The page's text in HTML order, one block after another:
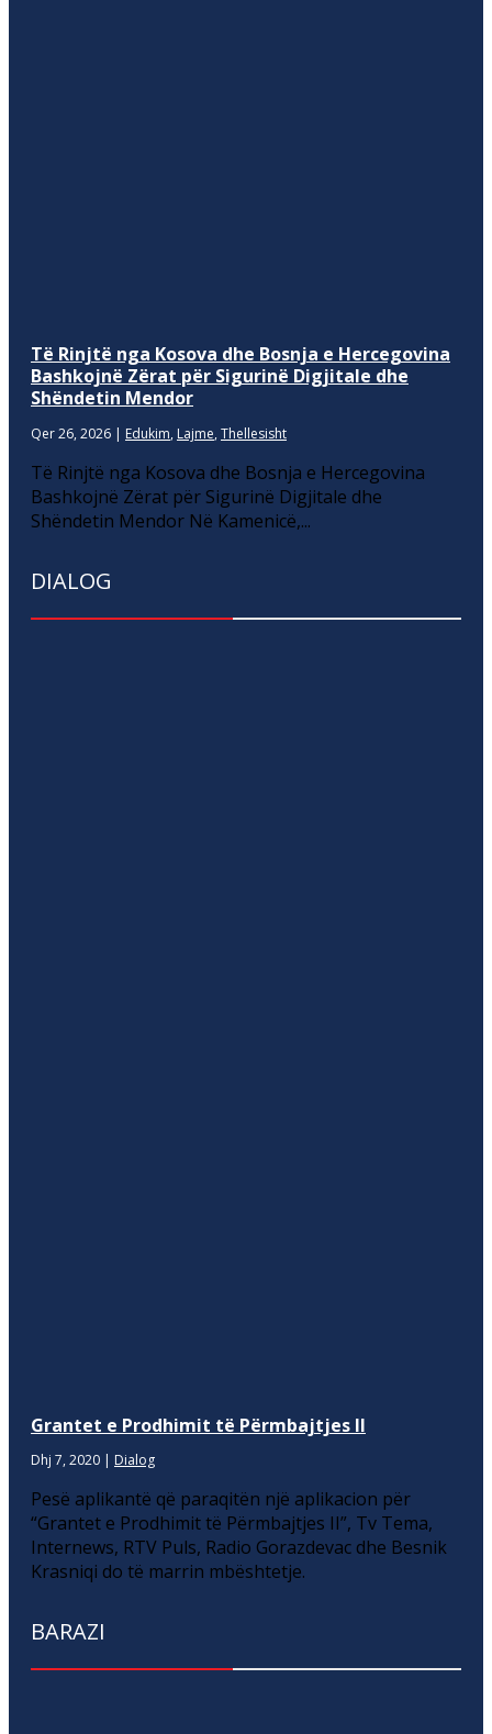
Të Rinjtë nga Kosova dhe Bosnja e Hercegovina
Bashkojnë Zërat për Sigurinë Digjitale dhe
Shëndetin Mendor
Qer 26, 2026 | Edukim, Lajme, Thellesisht
Të Rinjtë nga Kosova dhe Bosnja e Hercegovina
Bashkojnë Zërat për Sigurinë Digjitale dhe
Shëndetin Mendor Në Kamenicë,...
DIALOG
Grantet e Prodhimit të Përmbajtjes II
Dhj 7, 2020 | Dialog
Pesë aplikantë që paraqitën një aplikacion për
“Grantet e Prodhimit të Përmbajtjes II”, Tv Tema,
Internews, RTV Puls, Radio Gorazdevac dhe Besnik
Krasniqi do të marrin mbështetje.
BARAZI